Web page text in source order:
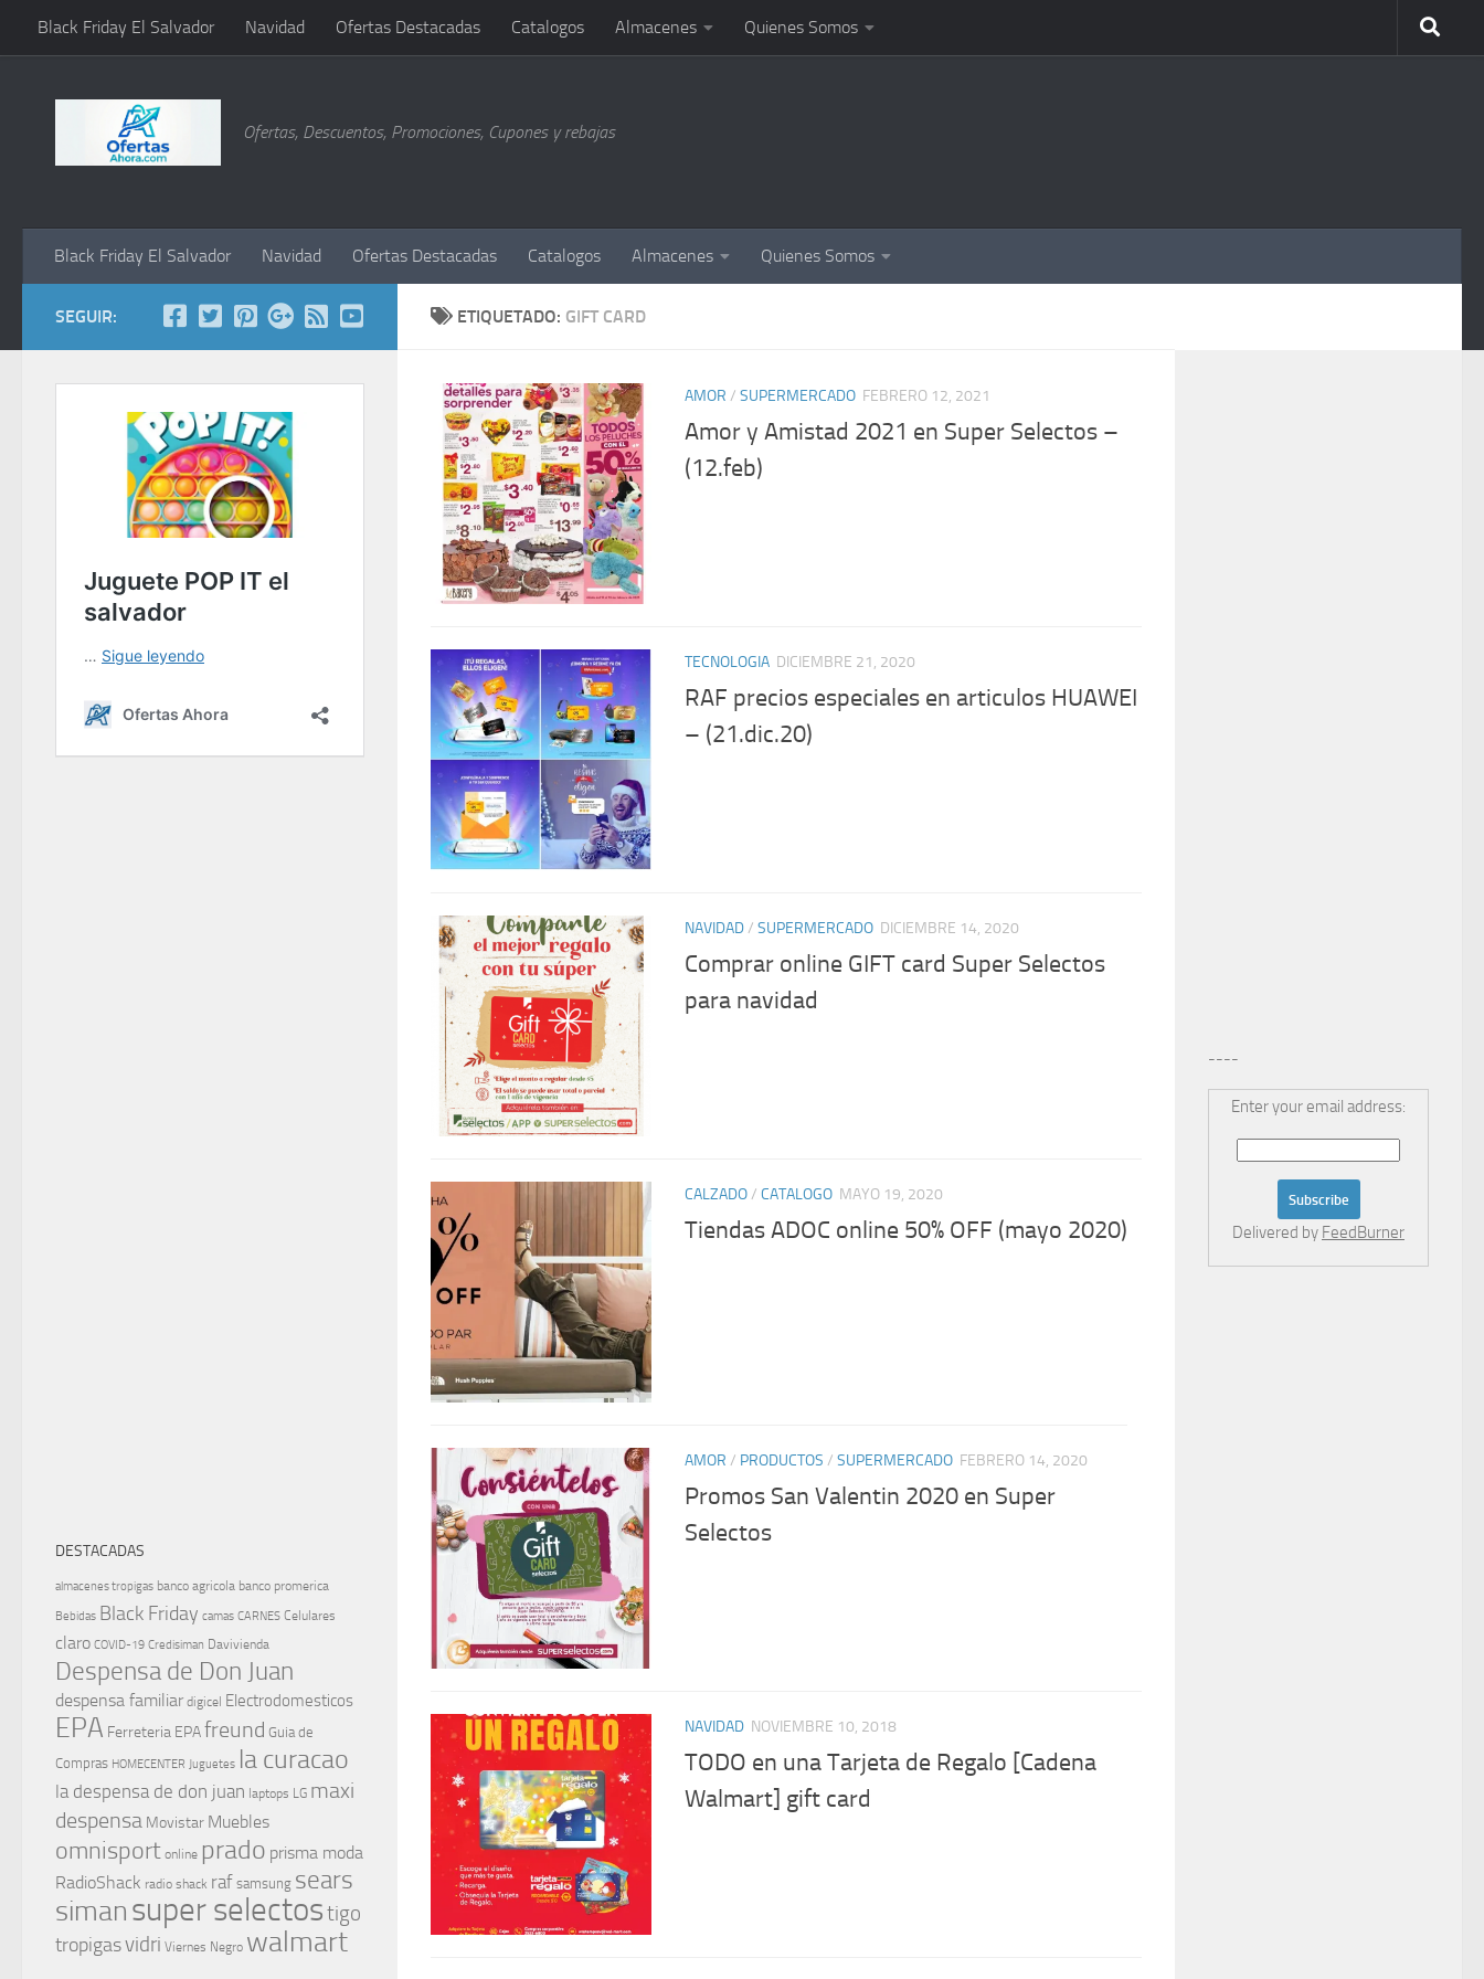
Saltar al contenido
Black Friday El Salvador Navidad Ofertas Destacadas Catalogos Almacenes Quienes Somos
Ofertas, Descuentos, Promociones, Cupones y rebajas
Black Friday El Salvador Navidad Ofertas Destacadas Catalogos Almacenes Quienes Somos
ETIQUETADO: GIFT CARD
AMOR / SUPERMERCADO FEBRERO 12, 2021
Amor y Amistad 2021 en Super Selectos –
(12.feb)
TECNOLOGIA DICIEMBRE 21, 2020
RAF precios especiales en articulos HUAWEI
– (21.dic.20)
NAVIDAD/ SUPERMERCADO DICIEMBRE 14, 2020
Comprar online GIFT card Super Selectos
para navidad
CALZADO/ CATALOGO MAYO 19, 2020
Tiendas ADOC online 50% OFF (mayo 2020)
AMOR / PRODUCTOS / SUPERMERCADO FEBRERO 14, 2020
Promos San Valentin 2020 en Super
Selectos
NAVIDAD NOVIEMBRE 10, 2018
TODO en una Tarjeta de Regalo [Cadena
Walmart] gift card
SEGUIR:
DESTACADAS
almacenes tropigas banco agricola banco promerica
Bebidas Black Friday camas CARNES Celulares
claro COVID-19 Credisiman Davivienda
Despensa de Don Juan
despensa familiar digicel Electrodomesticos
EPA Ferreteria EPAfreund Guia de
Compras HOMECENTER Juguetes la curacao
la despensa de don juan laptops LG maxi
despensa Movistar Muebles
omnisport online prado prisma moda
RadioShack radio shack raf samsung sears
simansuper selectostigo
tropigasvidri Viernes Negro walmart
----
Enter your email address:
Delivered by FeedBurner